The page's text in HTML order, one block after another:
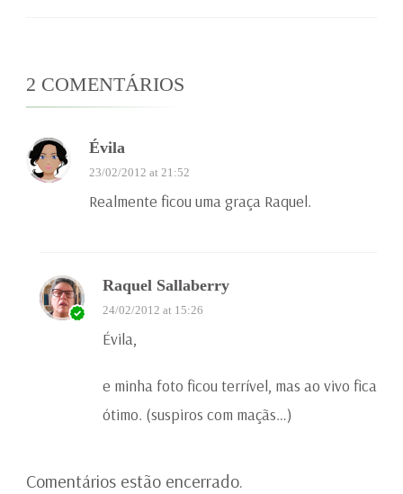
2 COMENTÁRIOS
Évila
23/02/2012 at 21:52
Realmente ficou uma graça Raquel.
Raquel Sallaberry
24/02/2012 at 15:26
Évila,
e minha foto ficou terrível, mas ao vivo fica
ótimo. (suspiros com maçãs…)
Comentários estão encerrado.